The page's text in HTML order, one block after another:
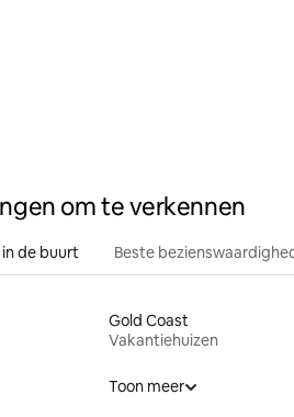
om te verkennen
de buurt Beste
Gold Coast
Vakantiehuizen
Toon meer